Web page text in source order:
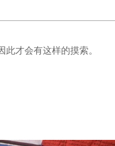
才会有这样的摸索。